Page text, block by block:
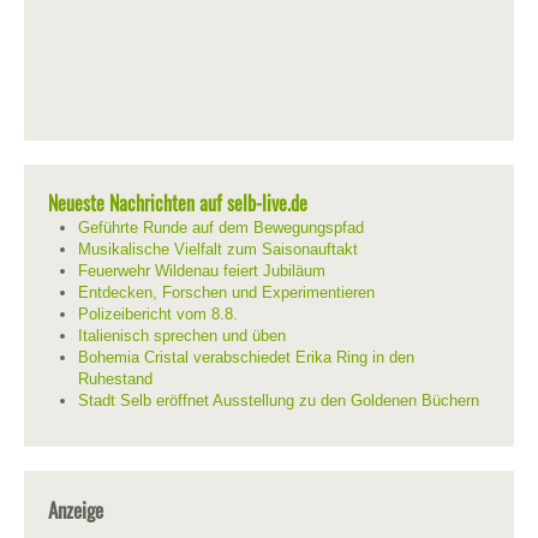
Neueste Nachrichten auf selb-live.de
Geführte Runde auf dem Bewegungspfad
Musikalische Vielfalt zum Saisonauftakt
Feuerwehr Wildenau feiert Jubiläum
Entdecken, Forschen und Experimentieren
Polizeibericht vom 8.8.
Italienisch sprechen und üben
Bohemia Cristal verabschiedet Erika Ring in den
Ruhestand
Stadt Selb eröffnet Ausstellung zu den Goldenen Büchern
Anzeige